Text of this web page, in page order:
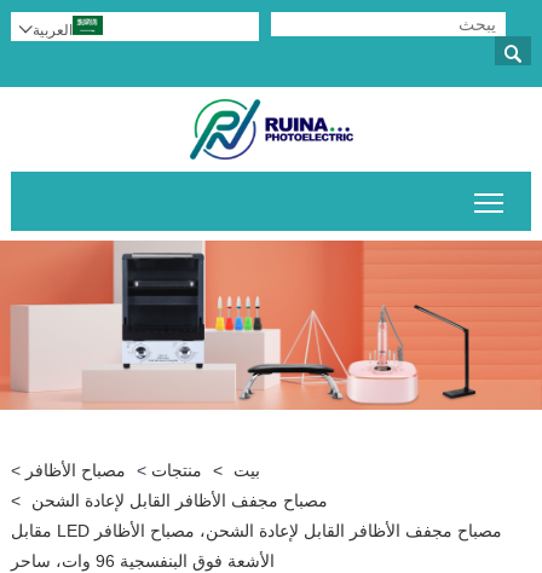

العربية
بيت > منتجات > مصباح الأظافر >
مصباح مجفف الأظافر القابل لإعادة الشحن
>
مصباح مجفف الأظافر القابل لإعادة الشحن، مصباح الأظافر LED مقابل
الأشعة فوق البنفسجية 96 وات، ساحر